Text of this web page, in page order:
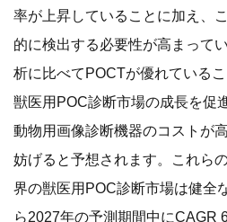
率が上昇していることに加え、
的に検出する必要性が高まって
析に比べてPOCTが優れている
獣医用POC診断市場の成長を促
動物用画像診断機器のコストが
妨げると予想されます。これら
界の獣医用POC診断市場は健全
ら2027年の予測期間中にCAGR